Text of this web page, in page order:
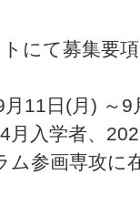
にて募集要
月11日(月) ～
4 月入学者、
参画専攻に